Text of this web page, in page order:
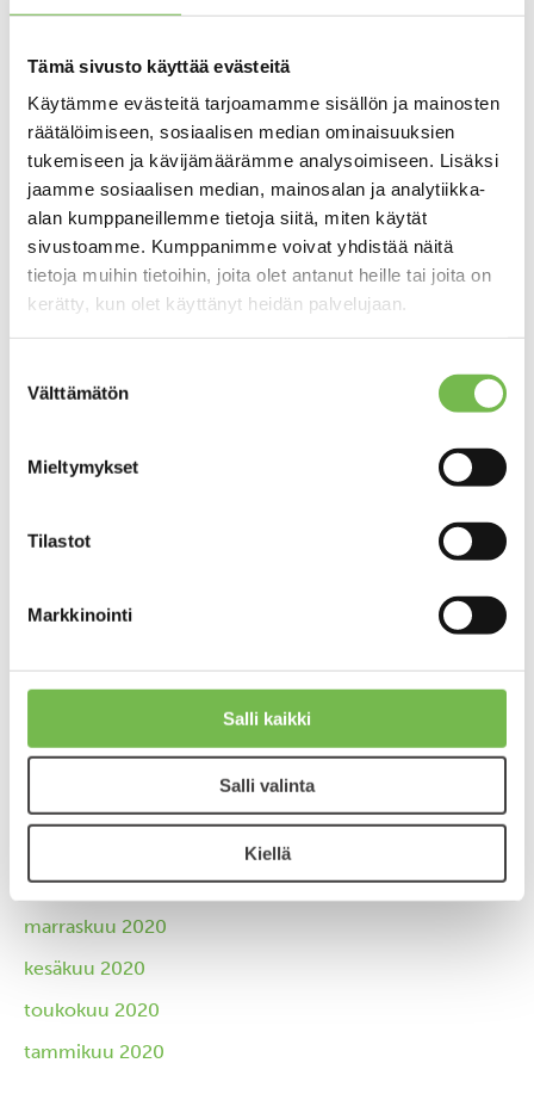
Tämä sivusto käyttää evästeitä
Käytämme evästeitä tarjoamamme sisällön ja mainosten
räätälöimiseen, sosiaalisen median ominaisuuksien
tukemiseen ja kävijämäärämme analysoimiseen. Lisäksi
jaamme sosiaalisen median, mainosalan ja analytiikka-
alan kumppaneillemme tietoja siitä, miten käytät
sivustoamme. Kumppanimme voivat yhdistää näitä
tietoja muihin tietoihin, joita olet antanut heille tai joita on
kerätty, kun olet käyttänyt heidän palvelujaan.
valinta
Välttämätön
Mieltymykset
Tilastot
Markkinointi
Salli kaikki
Salli valinta
Kiellä
maaliskuu 2026
joulukuu 2025
lokakuu 2025
syyskuu 2025
kesäkuu 2025
huhtikuu 2025
maaliskuu 2025
joulukuu 2024
marraskuu 2024
toukokuu 2024
elokuu 2023
lokakuu 2022
toukokuu 2022
tammikuu 2021
marraskuu 2020
kesäkuu 2020
toukokuu 2020
tammikuu 2020